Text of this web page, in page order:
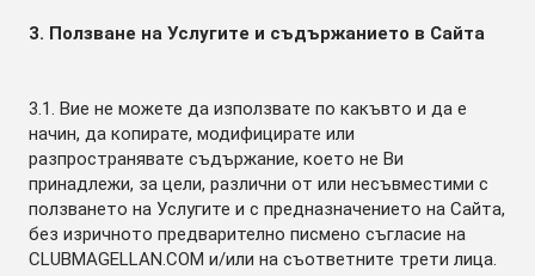
3. Ползване на Услугите и съдържанието в Сайта
3.1. Вие не можете да използвате по какъвто и да е
начин, да копирате, модифицирате или
разпространявате съдържание, което не Ви
принадлежи, за цели, различни от или несъвместими с
ползването на Услугите и с предназначението на Сайта,
без изричното предварително писмено съгласие на
CLUBMAGELLAN.COM и/или на съответните трети лица.